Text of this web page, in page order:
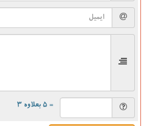
= ۵ بعلاوه ۳